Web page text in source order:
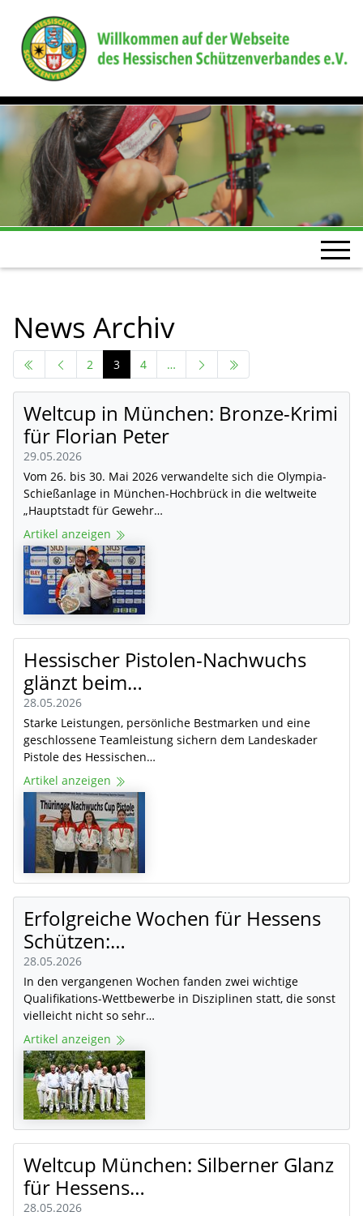
News Archiv
2 3 4 …
Weltcup in München: Bronze-Krimi
für Florian Peter
29.05.2026
Vom 26. bis 30. Mai 2026 verwandelte sich die Olympia-
Schießanlage in München-Hochbrück in die weltweite
„Hauptstadt für Gewehr…
Artikel anzeigen
Hessischer Pistolen-Nachwuchs
glänzt beim…
28.05.2026
Starke Leistungen, persönliche Bestmarken und eine
geschlossene Teamleistung sichern dem Landeskader
Pistole des Hessischen…
Artikel anzeigen
Erfolgreiche Wochen für Hessens
Schützen:…
28.05.2026
In den vergangenen Wochen fanden zwei wichtige
Qualifikations-Wettbewerbe in Disziplinen statt, die sonst
vielleicht nicht so sehr…
Artikel anzeigen
Weltcup München: Silberner Glanz
für Hessens…
28.05.2026